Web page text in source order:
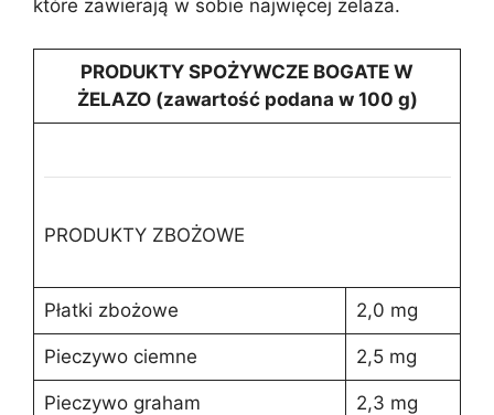
które zawierają w sobie najwięcej żelaza.
PRODUKTY SPOŻYWCZE BOGATE W
ŻELAZO (zawartość podana w 100 g)
PRODUKTY ZBOŻOWE
Płatki zbożowe 2,0 mg
Pieczywo ciemne 2,5 mg
Pieczywo graham 2,3 mg